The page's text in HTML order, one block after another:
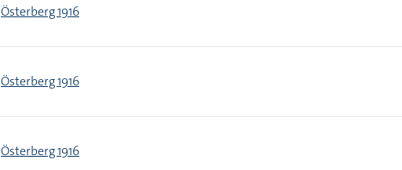
Österberg 1916
Österberg 1916
Österberg 1916